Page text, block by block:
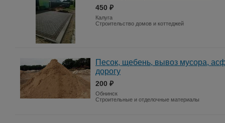
450 ₽
Калуга
Строительство домов и коттеджей
Песок, щебень, вывоз мусора,
дорогу
200 ₽
Обнинск
Строительные и отделочные материалы